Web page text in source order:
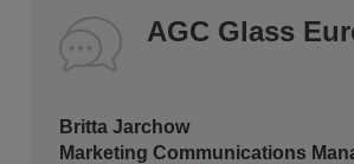
AGC Glass
Britta Jarchow
Marketing Communications